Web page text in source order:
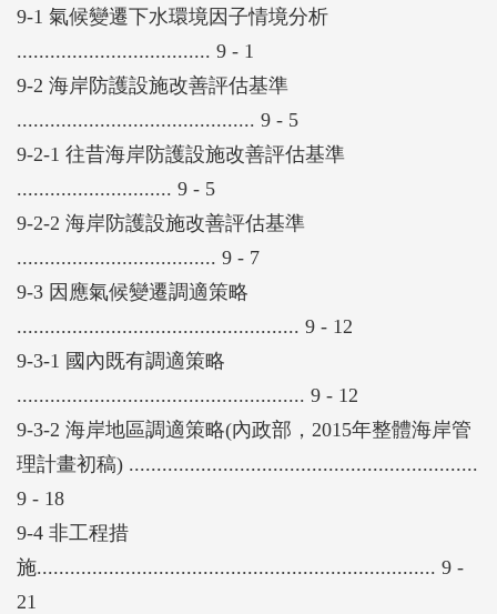
9-1 氣候變遷下水環境因子情境分析
................................... 9 - 1
9-2 海岸防護設施改善評估基準
........................................... 9 - 5
9-2-1 往昔海岸防護設施改善評估基準
............................ 9 - 5
9-2-2 海岸防護設施改善評估基準
.................................... 9 - 7
9-3 因應氣候變遷調適策略
................................................... 9 - 12
9-3-1 國內既有調適策略
.................................................... 9 - 12
9-3-2 海岸地區調適策略(內政部，2015年整體海岸管
理計畫初稿) ...............................................................
9 - 18
9-4 非工程措
施........................................................................ 9 -
21